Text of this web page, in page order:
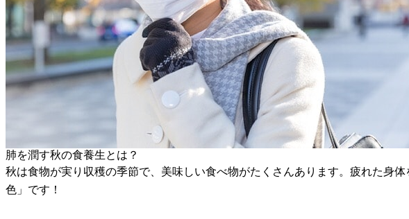
肺を潤す秋の食養生とは？
秋は食物が実り収穫の季節で、美味しい食べ物がたくさんあります。疲れた身
色」です！